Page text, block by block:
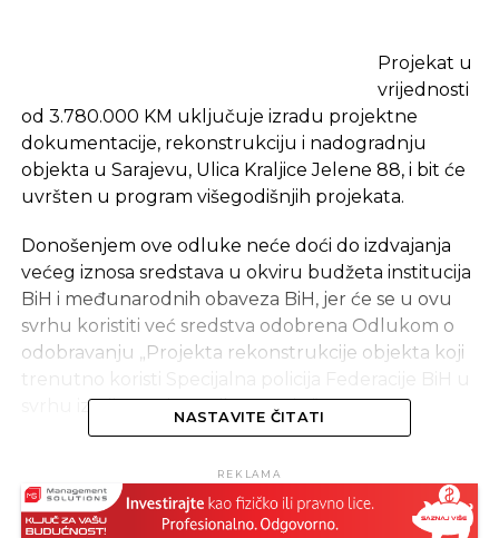
Projekat u
vrijednosti
od 3.780.000 KM uključuje izradu projektne
dokumentacije, rekonstrukciju i nadogradnju
objekta u Sarajevu, Ulica Kraljice Jelene 88, i bit će
uvršten u program višegodišnjih projekata.
Donošenjem ove odluke neće doći do izdvajanja
većeg iznosa sredstava u okviru budžeta institucija
BiH i međunarodnih obaveza BiH, jer će se u ovu
svrhu koristiti već sredstva odobrena Odlukom o
odobravanju „Projekta rekonstrukcije objekta koji
svrhu izmiještanja Tužilaštva BiH“.
SLIČNE TEME:
NASTAVITE ČITATI
REKLAMA